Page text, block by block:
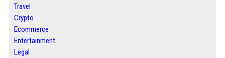
Travel
Crypto
Ecommerce
Entertainment
Legal